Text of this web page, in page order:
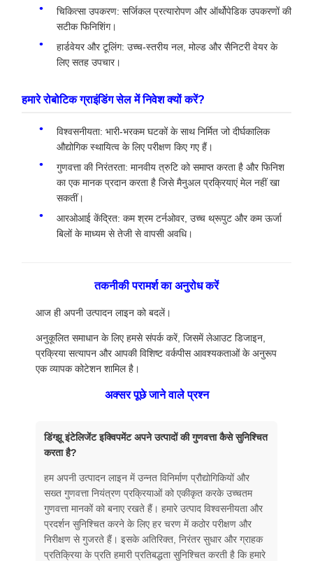
चिकित्सा उपकरण: सर्जिकल प्रत्यारोपण और ऑर्थोपेडिक उपकरणों की
सटीक फिनिशिंग।
हार्डवेयर और टूलिंग: उच्च-स्तरीय नल, मोल्ड और सैनिटरी वेयर के
लिए सतह उपचार।
हमारे रोबोटिक ग्राइंडिंग सेल में निवेश क्यों करें?
विश्वसनीयता: भारी-भरकम घटकों के साथ निर्मित जो दीर्घकालिक
औद्योगिक स्थायित्व के लिए परीक्षण किए गए हैं।
गुणवत्ता की निरंतरता: मानवीय त्रुटि को समाप्त करता है और फिनिश
का एक मानक प्रदान करता है जिसे मैनुअल प्रक्रियाएं मेल नहीं खा
सकतीं।
आरओआई केंद्रित: कम श्रम टर्नओवर, उच्च थ्रूपुट और कम ऊर्जा
बिलों के माध्यम से तेजी से वापसी अवधि।
तकनीकी परामर्श का अनुरोध करें
आज ही अपनी उत्पादन लाइन को बदलें।
अनुकूलित समाधान के लिए हमसे संपर्क करें, जिसमें लेआउट डिजाइन,
प्रक्रिया सत्यापन और आपकी विशिष्ट वर्कपीस आवश्यकताओं के अनुरूप
एक व्यापक कोटेशन शामिल है।
अक्सर पूछे जाने वाले प्रश्न
डिंग्झू इंटेलिजेंट इक्विपमेंट अपने उत्पादों की गुणवत्ता कैसे सुनिश्चित
करता है?
हम अपनी उत्पादन लाइन में उन्नत विनिर्माण प्रौद्योगिकियों और
सख्त गुणवत्ता नियंत्रण प्रक्रियाओं को एकीकृत करके उच्चतम
गुणवत्ता मानकों को बनाए रखते हैं। हमारे उत्पाद विश्वसनीयता और
प्रदर्शन सुनिश्चित करने के लिए हर चरण में कठोर परीक्षण और
निरीक्षण से गुजरते हैं। इसके अतिरिक्त, निरंतर सुधार और ग्राहक
प्रतिक्रिया के प्रति हमारी प्रतिबद्धता सुनिश्चित करती है कि हमारे